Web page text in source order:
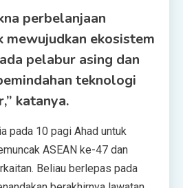
perbelanjaan
mewujudkan ekosistem
pelabur asing dan
teknologi
katanya.
pada 10 pagi Ahad untuk
ASEAN ke-47 dan
Beliau berlepas pada